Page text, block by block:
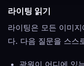
라이팅 읽기
라이팅은 모든 이미
다. 다음 질문을 스스
광원이 어디에 있